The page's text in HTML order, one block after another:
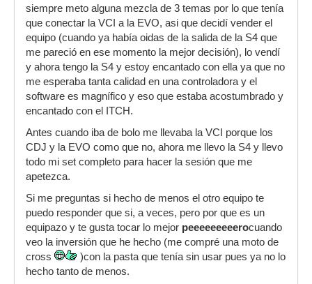
siempre meto alguna mezcla de 3 temas por lo que tenía
que conectar la VCI a la EVO, asi que decidí vender el
equipo (cuando ya había oidas de la salida de la S4 que
me pareció en ese momento la mejor decisión), lo vendí
y ahora tengo la S4 y estoy encantado con ella ya que no
me esperaba tanta calidad en una controladora y el
software es magnífico y eso que estaba acostumbrado y
encantado con el ITCH.
Antes cuando iba de bolo me llevaba la VCI porque los
CDJ y la EVO como que no, ahora me llevo la S4 y llevo
todo mi set completo para hacer la sesión que me
apetezca.
Si me preguntas si hecho de menos el otro equipo te
puedo responder que si, a veces, pero por que es un
equipazo y te gusta tocar lo mejor peeeeeeeeerocuando
veo la inversión que he hecho (me compré una moto de
cross
)con la pasta que tenía sin usar pues ya no lo
hecho tanto de menos.